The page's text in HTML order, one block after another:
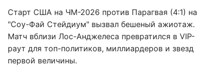
Старт США на ЧМ-2026 против Парагвая (4:1) на
"Соу-Фай Стейдиум" вызвал бешеный ажиотаж.
Матч вблизи Лос-Анджелеса превратился в VIP-
раут для топ-политиков, миллиардеров и звезд
первой величины.